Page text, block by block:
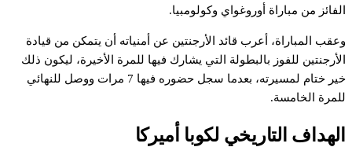
الفائز من مباراة أوروغواي وكولومبيا.
وعقب المباراة، أعرب قائد الأرجنتين عن أمنياته أن يتمكن من قيادة
الأرجنتين للفوز بالبطولة التي يشارك فيها للمرة الأخيرة، ليكون ذلك
خير ختام لمسيرته، بعدما سجل حضوره فيها 7 مرات ووصل للنهائي
للمرة الخامسة.
الهداف التاريخي لكوبا أميركا